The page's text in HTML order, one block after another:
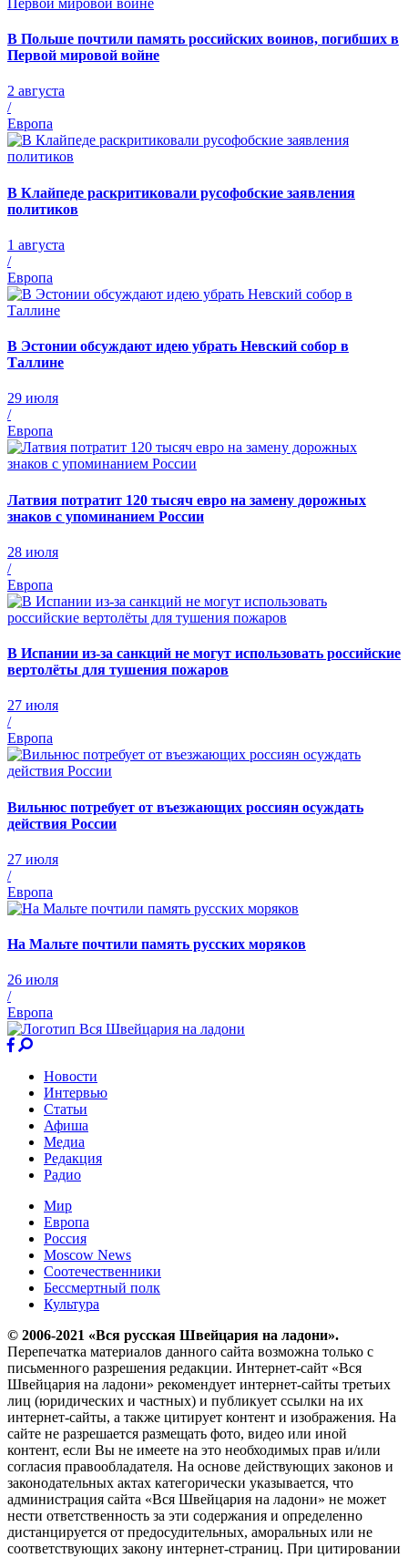
В Польше почтили память российских воинов, погибших в
Первой мировой войне
2 августа
/
Европа
В Клайпеде раскритиковали русофобские заявления
политиков
1 августа
/
Европа
В Эстонии обсуждают идею убрать Невский собор в
Таллине
29 июля
/
Европа
Латвия потратит 120 тысяч евро на замену дорожных
знаков с упоминанием России
28 июля
/
Европа
В Испании из-за санкций не могут использовать российские
вертолёты для тушения пожаров
27 июля
/
Европа
Вильнюс потребует от въезжающих россиян осуждать
действия России
27 июля
/
Европа
На Мальте почтили память русских моряков
26 июля
/
Европа
Новости
Интервью
Статьи
Афиша
Медиа
Редакция
Радио
Мир
Европа
Россия
Moscow News
Соотечественники
Бессмертный полк
Культура
© 2006-2021 «Вся русская Швейцария на ладони».
Перепечатка материалов данного сайта возможна только с
письменного разрешения редакции. Интернет-сайт «Вся
Швейцария на ладони» рекомендует интернет-сайты третьих
лиц (юридических и частных) и публикует ссылки на их
интернет-сайты, а также цитирует контент и изображения. На
сайте не разрешается размещать фото, видео или иной
контент, если Вы не имеете на это необходимых прав и/или
согласия правообладателя. На основе действующих законов и
законодательных актах категорически указывается, что
администрация сайта «Вся Швейцария на ладони» не может
нести ответственность за эти содержания и определенно
дистанцируется от предосудительных, аморальных или не
соответствующих закону интернет-страниц. При цитировании